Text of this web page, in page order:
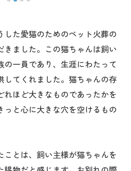
した愛猫のためのペット火葬の
きました。この猫ちゃんは飼い
の一員であり、生涯にわたって
してくれました。猫ちゃんの存
ほど大きなものであったかを
っと心に大きな穴を空けるもの
ことは、飼い主様が猫ちゃんを